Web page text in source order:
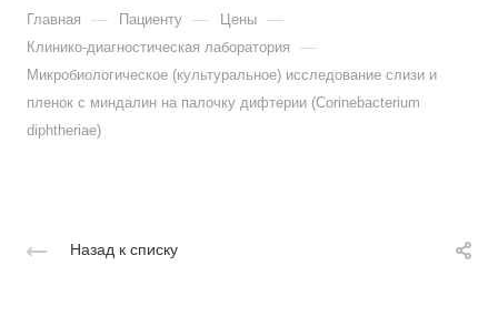
Главная — Пациенту — Цены —
Клинико-диагностическая лаборатория —
Микробиологическое (культуральное) исследование слизи и
пленок с миндалин на палочку дифтерии (Corinebacterium
diphtheriae)
Назад к списку